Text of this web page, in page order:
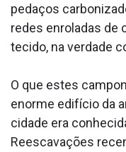
pedaços
redes enroladas de
tecido, na verdade
O que estes
enorme edifício da
cidade era
Reescavações